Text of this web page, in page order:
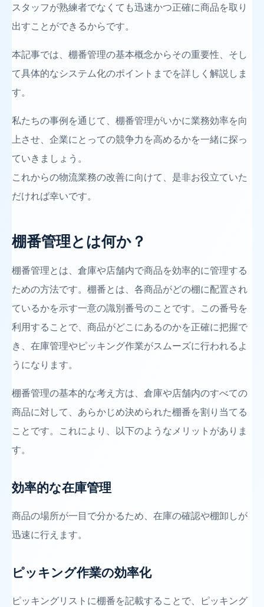
スタッフが熟練者でなくても迅速かつ正確に商品を取り
出すことができるからです。
本記事では、棚番管理の基本概念からその重要性、そし
て具体的なシステム化のポイントまでを詳しく解説しま
す。
私たちの事例を通じて、棚番管理がいかに業務効率を向
上させ、企業にとっての競争力を高めるかを一緒に探っ
ていきましょう。
これからの物流業務の改善に向けて、是非お役立ていた
だければ幸いです。
棚番管理とは何か？
棚番管理とは、倉庫や店舗内で商品を効率的に管理する
ための方法です。棚番とは、各商品がどの棚に配置され
ているかを示す一意の識別番号のことです。この番号を
利用することで、商品がどこにあるのかを正確に把握で
き、在庫管理やピッキング作業がスムーズに行われるよ
うになります。
棚番管理の基本的な考え方は、倉庫や店舗内のすべての
商品に対して、あらかじめ決められた棚番を割り当てる
ことです。これにより、以下のようなメリットがありま
す。
効率的な在庫管理
商品の場所が一目で分かるため、在庫の確認や棚卸しが
迅速に行えます。
ピッキング作業の効率化
ピッキングリストに棚番を記載することで、ピッキング